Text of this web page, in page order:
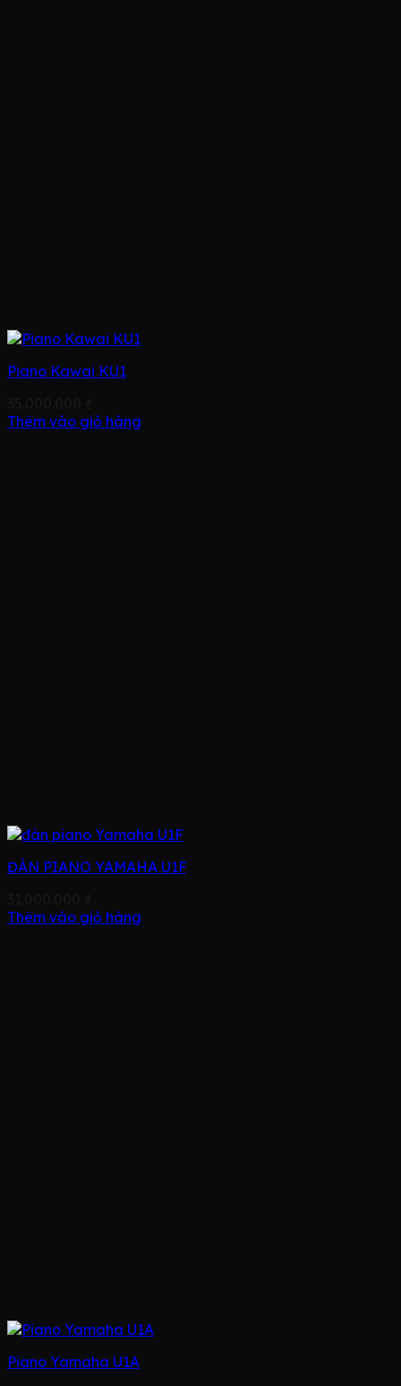
Piano Kawai KU1
Thêm vào giỏ hàng
ĐÀN PIANO YAMAHA U1F
Thêm vào giỏ hàng
Piano Yamaha U1A